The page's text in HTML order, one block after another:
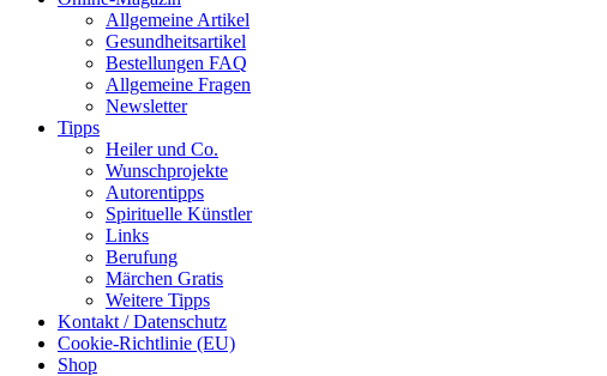
Allgemeine Artikel
Gesundheitsartikel
Bestellungen FAQ
Allgemeine Fragen
Newsletter
Tipps
Heiler und Co.
Wunschprojekte
Autorentipps
Spirituelle Künstler
Links
Berufung
Märchen Gratis
Weitere Tipps
Kontakt / Datenschutz
Cookie-Richtlinie (EU)
Shop